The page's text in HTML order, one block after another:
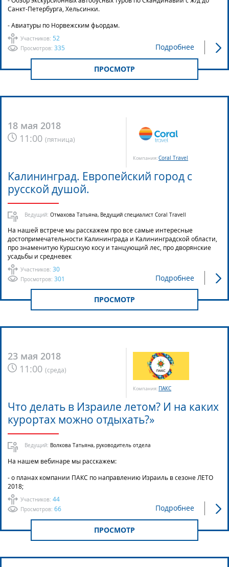
Участников: 52
Просмотров: 335
Санкт-Петербурга, Хельсинки.
- Авиатуры по Норвежским фьордам.
Подробнее
ПРОСМОТР
18 мая 2018
11:00 (пятница)
Компания:Coral Travel
Участников: 30
Просмотров: 301
Калининград. Европейский город с
русской душой.
Ведущий: Отмахова Татьяна, Ведущий специалист Coral Travell
На нашей встрече мы расскажем про все самые интересные
достопримечательности Калининграда и Калининградской области,
про знаменитую Куршскую косу и танцующий лес, про дворянские
усадьбы и средневек
Подробнее
ПРОСМОТР
23 мая 2018
11:00 (среда)
Компания: ПАКС
Участников: 44
Просмотров: 66
Что делать в Израиле летом? И на каких
курортах можно отдыхать?»
Ведущий: Волкова Татьяна, руководитель отдела
На нашем вебинаре мы расскажем:
- о планах компании ПАКС по направлению Израиль в сезоне ЛЕТО
2018;
Подробнее
ПРОСМОТР